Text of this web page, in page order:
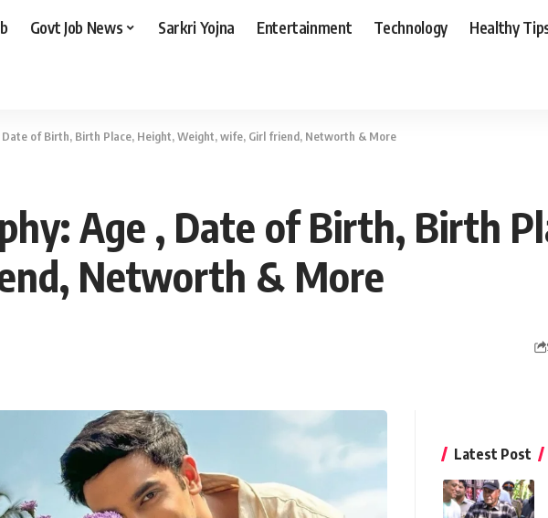
Govt Job News Sarkri Yojna Entertainment Technology Healthy
Date of Birth, Birth Place, Height, Weight, wife, Girl friend, Networth & More
Age , Date of Birth, Birth
Networth & More
Latest Post